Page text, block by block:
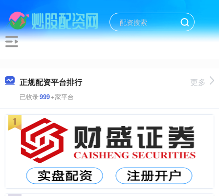
正规配资平台排行
已收录999+家平台
更多